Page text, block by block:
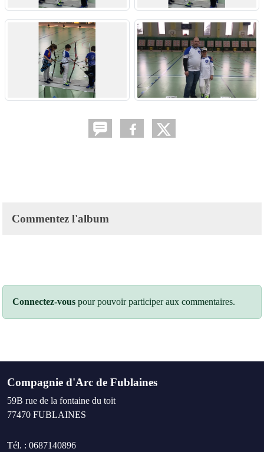
Commentez l'album
Connectez-vous pour pouvoir participer aux commentaires.
Compagnie d'Arc de Fublaines
59B rue de la fontaine du toit
77470 FUBLAINES
Tél. : 0687140896